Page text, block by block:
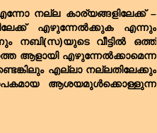
നല്ല കാര്യങ്ങളിലേക്ക് –
എഴുന്നേൽക്കുക എന്നും
നബി(സ)യുടെ വീട്ടിൽ ഒത്ത്
ആളായി എഴുന്നേൽക്കാമെന്ന
എല്ലാ നല്ലതിലേക്കും
ആശയമുൾക്കൊള്ളുന്ന